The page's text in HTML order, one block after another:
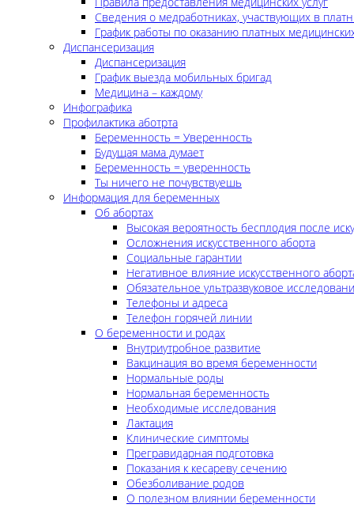
Сведения о медработниках, участвующих в
График работы по оказанию платных
Диспансеризация
Диспансеризация
График выезда мобильных бригад
Медицина – каждому
Инфографика
Профилактика аботрта
Беременность = Уверенность
Будущая мама думает
Беременность = уверенность
Ты ничего не почувствуешь
Информация для беременных
Об абортах
Высокая вероятность бесплодия после
Осложнения искусственного аборта
Социальные гарантии
Негативное влияние искусственного
Обязательное ультразвуковое
Телефоны и адреса
Телефон горячей линии
О беременности и родах
Внутриутробное развитие
Вакцинация во время беременности
Нормальные роды
Нормальная беременность
Необходимые исследования
Лактация
Клинические симптомы
Прегравидарная подготовка
Показания к кесареву сечению
Обезболивание родов
О полезном влиянии беременности